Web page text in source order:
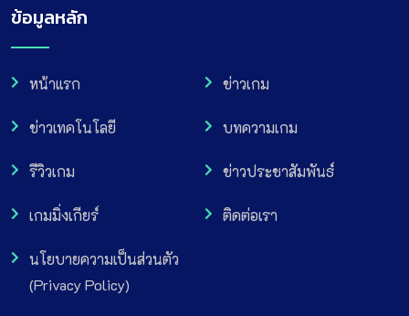
ข้อมูลหลัก
หน้าแรก ข่าวเกม
ข่าวเทคโนโลยี บทความเกม
รีวิวเกม ข่าวประชาสัมพันธ์
เกมมิ่งเกียร์ ติดต่อเรา
นโยบายความเป็นส่วนตัว
(Privacy Policy)